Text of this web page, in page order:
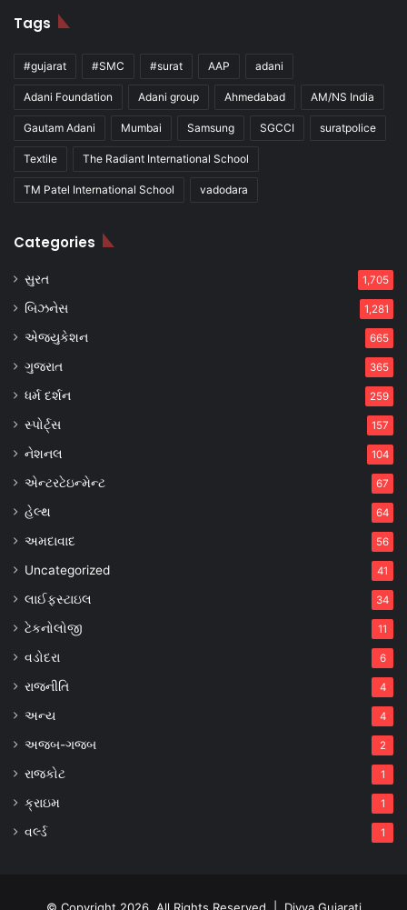
Tags
#gujarat #SMC #surat AAP adani
Adani Foundation Adani group Ahmedabad AM/NS India
Gautam Adani Mumbai Samsung SGCCI suratpolice
Textile The Radiant International School
TM Patel International School vadodara
Categories
સુરત 1,705
બિઝનેસ 1,281
એજ્યુકેશન 665
ગુજરાત 365
ધર્મ દર્શન 259
સ્પોર્ટ્સ 157
નેશનલ 104
એન્ટરટેઇન્મેન્ટ 67
હેલ્થ 64
અમદાવાદ 56
Uncategorized 41
લાઈફસ્ટાઇલ 34
ટેકનોલોજી 11
વડોદરા 6
રાજનીતિ 4
અન્ય 4
અજબ-ગજબ 2
રાજકોટ 1
ક્રાઇમ 1
વર્લ્ડ 1
© Copyright 2026, All Rights Reserved | Divya Gujarati